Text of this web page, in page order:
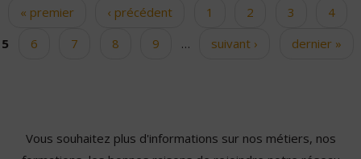
Pages
« premier ‹ précédent 1 2 3
4
5
6 7 8 9 … suivant › dernier »
Vous souhaitez plus d'informations sur nos métiers, nos